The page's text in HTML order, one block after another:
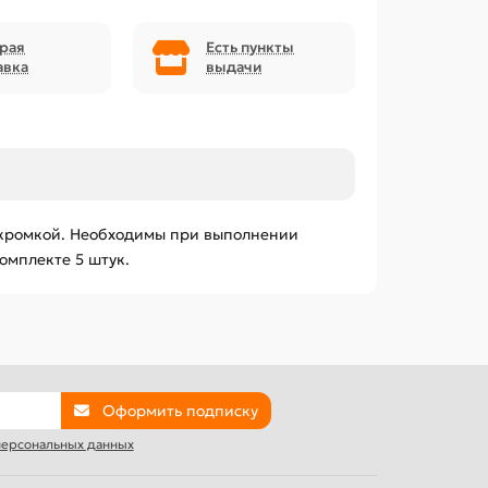
Есть пункты
выдачи
Необходимы при выполнении
5 штук.
Оформить подписку
данных